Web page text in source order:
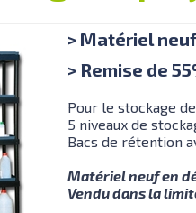
> Matériel neuf
> Remise de
Pour le stockage
5 niveaux de
Bacs de rétention
Matériel neuf en
Vendu dans la